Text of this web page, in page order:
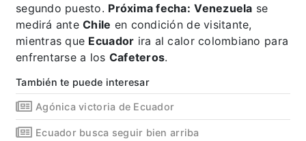
segundo puesto. Próxima fecha: Venezuela se
medirá anteChile en condición de visitante,
mientras que Ecuador ira al calor colombiano para
enfrentarse a los Cafeteros.
También te puede interesar
Agónica victoria de Ecuador
Ecuador busca seguir bien arriba